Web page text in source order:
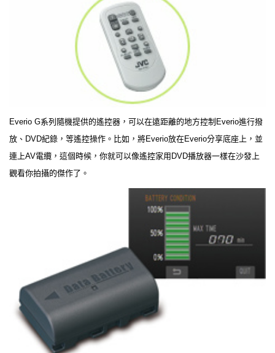
Everio G系列隨機提供的遙控器，可以在遠距離的地方控制Everio進行撥
放、DVD紀錄，等遙控操作。比如，將Everio放在Everio分享底座上，並
連上AV電纜，這個時候，你就可以像遙控家用DVD播放器一樣在沙發上
觀看你拍攝的傑作了。